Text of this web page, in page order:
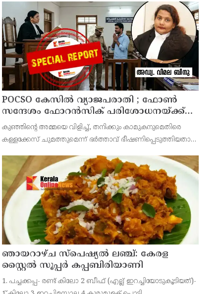
POCSO കേസിൽ വ്യാജപരാതി ; ഫോൺ
സന്ദേശം ഫോറൻസിക് പരിശോധനയ്ക്ക്
ഹൈക്കോടതി നിർദേശം; പ്രതിയെ
വെറുതെവിട്ട് ആലുവ ഫാസ്റ്റ് ട്രാക്ക് കോടതി
കുഞ്ഞിന്റെ അമ്മയെ വിളിച്ച്, തനിക്കും കാമുകനുമെതിരെ
കള്ളക്കേസ് ചുമത്തുമെന്ന് ഭർത്താവ് ഭീഷണിപ്പെടുത്തിയതായി
പരിശോധിച്ച് റിപ്പോർട്ട് കോടതിയിൽ സമർപ്പിക്കണമെന്
ഞായറാഴ്ച സ്പെഷ്യൽ ലഞ്ച്: കേരള
സ്റ്റൈൽ സൂപ്പർ കപ്പബിരിയാണി
1. പച്ചക്കപ്പ- രണ്ട് കിലോ 2 ബീഫ് (എല്ല് ഇറച്ചിയോടുകൂടിയത്)-